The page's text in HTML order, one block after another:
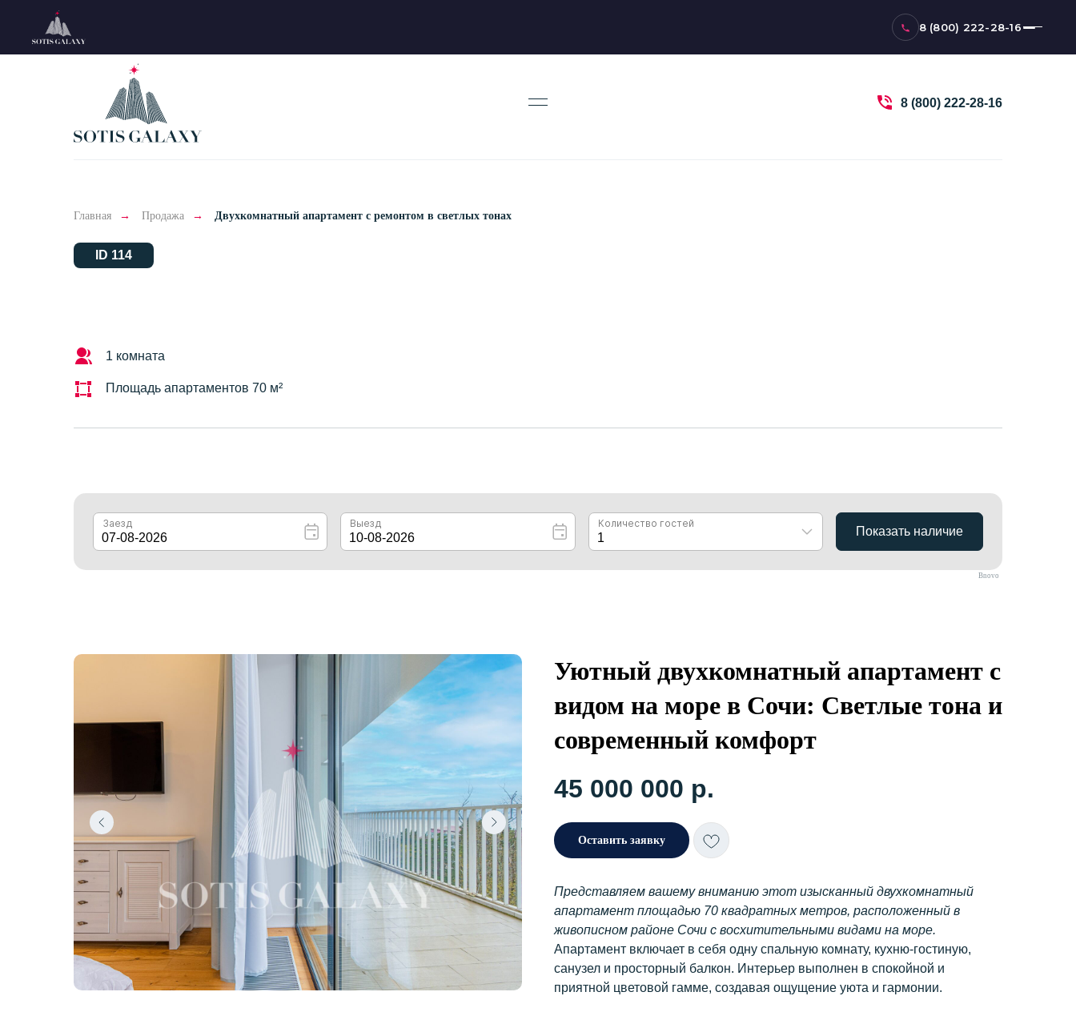
8 (800) 222-28-16
8 (800) 222-28-16
Главная → Продажа → Двухкомнатный апартамент с ремонтом в светлых тонах
Площадь апартаментов 70 м²
1 комната
ID 114
Bnovo
Уютный двухкомнатный апартамент с
видом на море в Сочи: Светлые тона и
современный комфорт
45 000 000 р.
Оставить заявку
Представляем вашему вниманию этот изысканный двухкомнатный
апартамент площадью 70 квадратных метров, расположенный в
живописном районе Сочи с восхитительными видами на море.
Апартамент включает в себя одну спальную комнату, кухню-гостиную,
санузел и просторный балкон. Интерьер выполнен в спокойной и
приятной цветовой гамме, создавая ощущение уюта и гармонии.